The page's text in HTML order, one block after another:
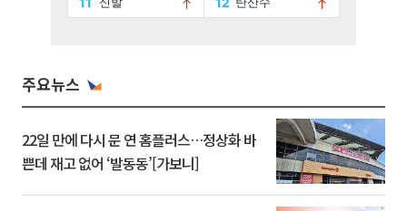
주요뉴스
22일 만에 다시 문 연 홈플러스…정상화 바
쁜데 재고 없어 ‘발동동’[가보니]